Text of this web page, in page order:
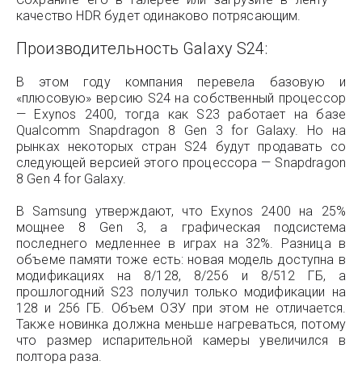
качество HDR будет одинаково потрясающим.
Производительность Galaxy S24:
В этом году компания перевела базовую и
«плюсовую» версию S24 на собственный процессор
— Exynos 2400, тогда как S23 работает на базе
Qualcomm Snapdragon 8 Gen 3 for Galaxy. Но на
рынках некоторых стран S24 будут продавать со
следующей версией этого процессора — Snapdragon
8 Gen 4 for Galaxy.
В Samsung утверждают, что Exynos 2400 на 25%
мощнее 8 Gen 3, а графическая подсистема
последнего медленнее в играх на 32%. Разница в
объеме памяти тоже есть: новая модель доступна в
модификациях на 8/128, 8/256 и 8/512 ГБ, а
прошлогодний S23 получил только модификации на
128 и 256 ГБ. Объем ОЗУ при этом не отличается.
Также новинка должна меньше нагреваться, потому
что размер испарительной камеры увеличился в
полтора раза.